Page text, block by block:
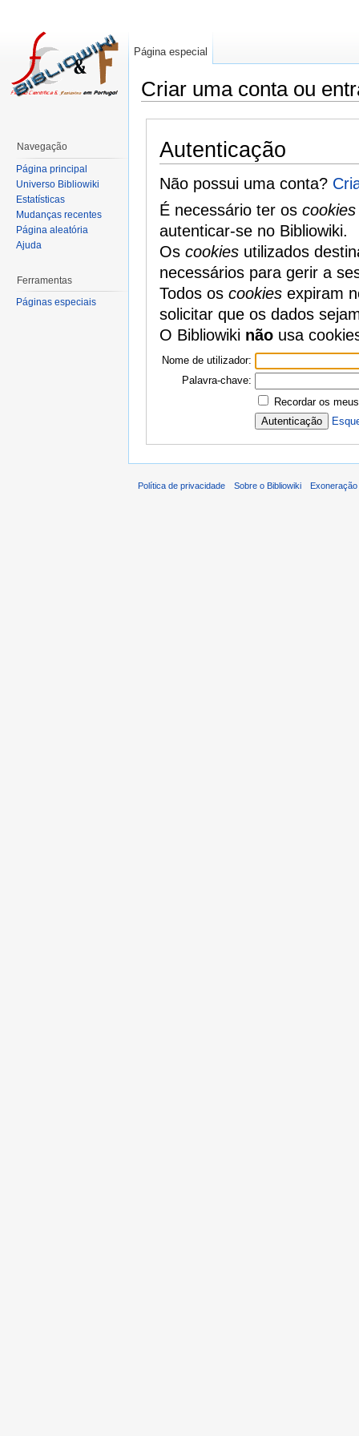
Criar uma conta ou
Autenticação
Não possui uma conta?
É necessário ter os cookies
autenticar-se no Bibliowiki.
Os cookiesutilizados
necessários para gerir a
Todos os cookiesexpiram
solicitar que os dados
O Bibliowiki nãousa
Nome de utilizador:
Palavra-chave:
Recordar os
Página especial
Navegação
Página principal
Universo Bibliowiki
Estatísticas
Mudanças recentes
Página aleatória
Ajuda
Ferramentas
Páginas especiais
Política de privacidade Sobre o Bibliowiki